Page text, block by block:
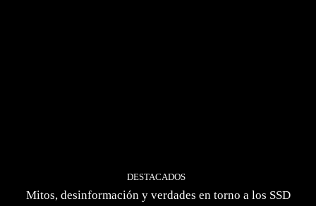
DESTACADOS
Mitos, desinformación y verdades en torno a los SSD